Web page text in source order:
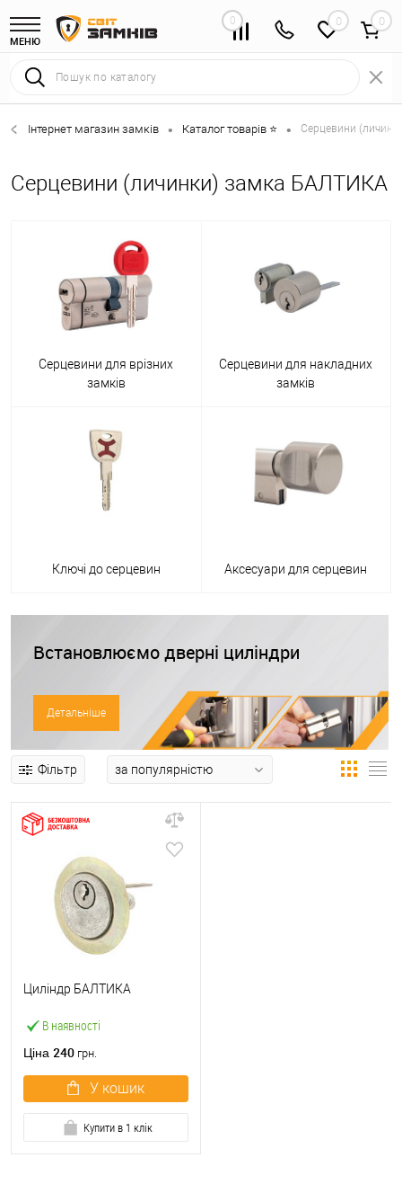
МЕНЮ
0 0
Інтернет магазин замків • Каталог товарів ⭐ • Серцевини
Серцевини (личинки) замка БАЛТИКА
Серцевини для врізних
замків
Серцевини для накладних
замків
Ключі до серцевин Аксесуари для серцевин
Встановлюємо дверні циліндри
Детальніше
Фільтр
В наявності
Циліндр БАЛТИКА
Ціна 240 грн.
У кошик
Купити в 1 клік